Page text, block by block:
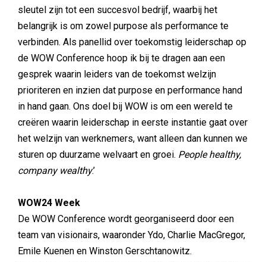
sleutel zijn tot een succesvol bedrijf, waarbij het
belangrijk is om zowel purpose als performance te
verbinden. Als panellid over toekomstig leiderschap op
de WOW Conference hoop ik bij te dragen aan een
gesprek waarin leiders van de toekomst welzijn
prioriteren en inzien dat purpose en performance hand
in hand gaan. Ons doel bij WOW is om een wereld te
creëren waarin leiderschap in eerste instantie gaat over
het welzijn van werknemers, want alleen dan kunnen we
sturen op duurzame welvaart en groei. People healthy,
company wealthy.’
WOW24 Week
De WOW Conference wordt georganiseerd door een
team van visionairs, waaronder Ydo, Charlie MacGregor,
Emile Kuenen en Winston Gerschtanowitz.